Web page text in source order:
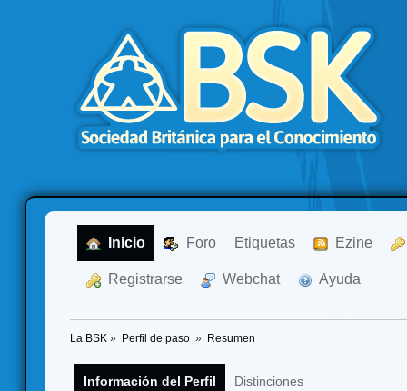
Inicio Foro Etiquetas Ezine
Registrarse Webchat Ayuda
La BSK » Perfil de paso » Resumen
Información del Perfil Distinciones